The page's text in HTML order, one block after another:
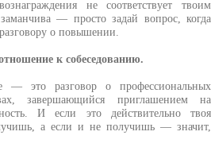
не соответствует твоим
— просто задай вопрос, когда
о повышении.
к собеседованию.
— это разговор о профессиональных
завершающийся приглашением на
И если это действительно твоя
а если и не получишь — значит,